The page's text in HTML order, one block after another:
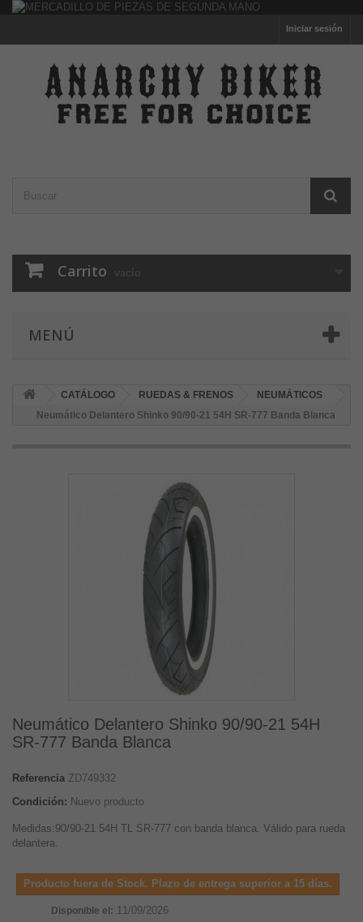
Iniciar sesión
Carrito vacío
MENÚ
CATÁLOGO RUEDAS & FRENOS
NEUMÁTICOS
Neumático Delantero Shinko 90/90-21 54H SR-777 Banda Blanca
Neumático Delantero Shinko 90/90-21 54H
SR-777 Banda Blanca
Referencia ZD749332
Condición: Nuevo producto
Medidas:90/90-21 54H TL SR-777 con banda blanca. Válido para rueda
delantera.
Producto fuera de Stock. Plazo de entrega superior a 15 días.
Disponible el: 11/09/2026